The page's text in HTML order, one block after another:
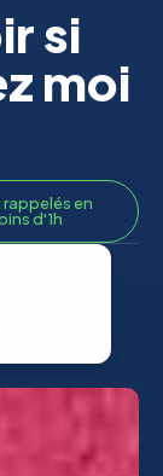
si
moi
rappelés en
d'1h